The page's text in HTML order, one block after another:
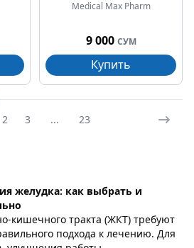
Medical Max Pharm
9 000 СУМ
Купить
2 3 ... 23
желудка: как выбрать и
кишечного тракта (ЖКТ) требуют
подхода к лечению. Для